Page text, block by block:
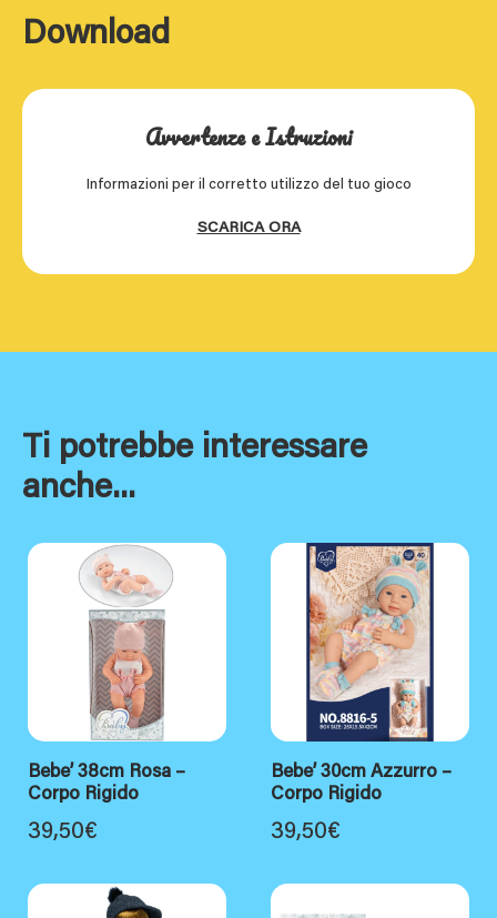
Download
Avvertenze e Istruzioni
Informazioni per il corretto utilizzo del tuo gioco
SCARICA ORA
Ti potrebbe interessare
anche...
Bebe’ 38cm Rosa –
Corpo Rigido
39,50€
Bebe’ 30cm Azzurro –
Corpo Rigido
39,50€